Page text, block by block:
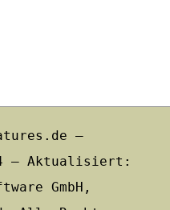
–
– Aktualisiert:
GmbH,